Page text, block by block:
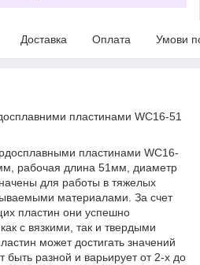
Доставка Оплата Умови
пластинами WC16-51
пластинами WC16-
рабочая длина 51мм, диаметр
для работы в тяжелых
материалами. За счет
пластин они успешно
с вязкими, так и твердыми
может достигать значений
разной и варьирует от 2-х до